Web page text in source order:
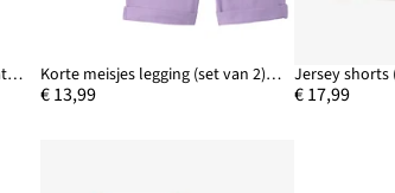
Jersey short van biologisch katoen (set van 2) Korte meisjes legging (set van 2) met biologisch katoen
€ 13,99 € 17,99